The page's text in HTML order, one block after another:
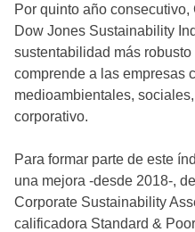
Por quinto año consecutivo,
Dow Jones Sustainability
sustentabilidad más
comprende a las empresas
medioambientales,
corporativo.
Para formar parte de este
una mejora -desde 2018-,
Corporate Sustainability
calificadora Standard &